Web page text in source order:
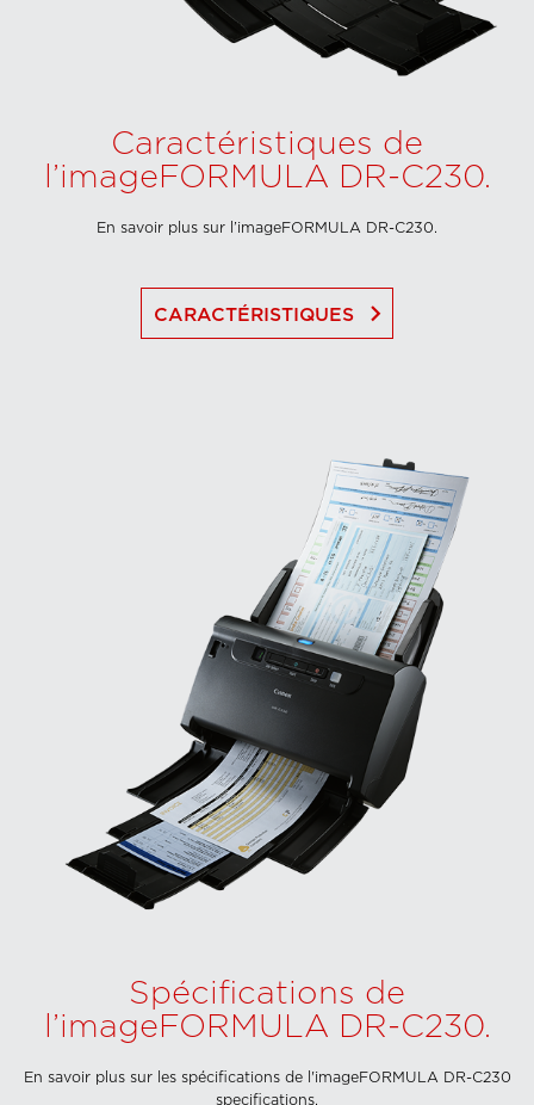
Caractéristiques de
l’imageFORMULA DR-C230.
En savoir plus sur l’imageFORMULA DR-C230.
CARACTÉRISTIQUES keyboard_arrow_right
Spécifications de
l’imageFORMULA DR-C230.
En savoir plus sur les spécifications de l'imageFORMULA DR-C230
specifications.